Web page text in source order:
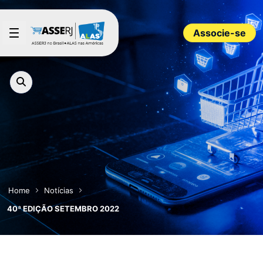
Pular para o Conteúdo principal
Associe-se
Home
Notícias
40ª EDIÇÃO SETEMBRO 2022